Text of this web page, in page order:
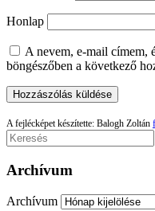
Honlap
A nevem, e-mail címem,
böngészőben a következő
A fejlécképet készítette: Balogh Zoltán
Archívum
Archívum